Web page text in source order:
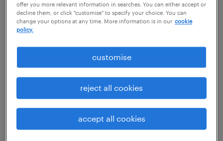
Dla naszego Klienta, eksperta w dostarczaniu
innowacyjnych rozwiązań dla sektora
energetycznego i kogeneracji, poszukujemy
osoby na stanowisko: Automatyka /
Automatyczki . To szansa na rozwój w
stabilnym zespole realizującym
zaawansowane technologicznie projekty.
offer you more relevant information in searches. You can either accept or
decline them, or click "customise" to specify your choice. You can
change your options at any time. More information is in our cookie
policy.
accept all cookies
reject all cookies
customise